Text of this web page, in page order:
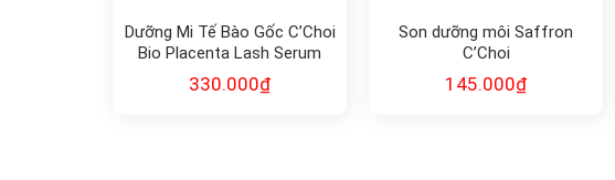
Dưỡng Mi Tế Bào Gốc C’Choi
Bio Placenta Lash Serum
330.000₫
Son dưỡng môi Saffron
C’Choi
145.000₫